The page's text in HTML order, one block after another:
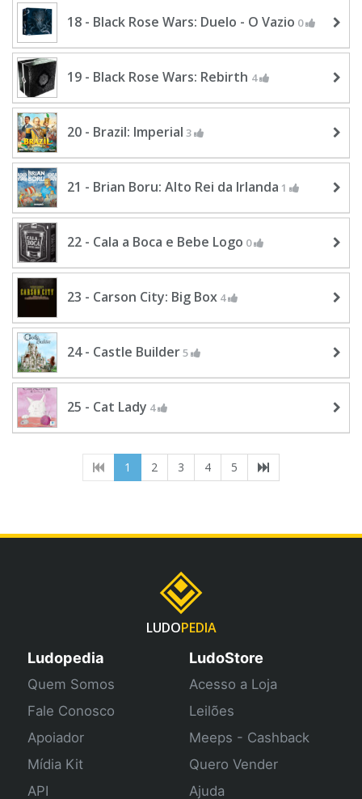
18 - Black Rose Wars: Duelo - O Vazio 0
19 - Black Rose Wars: Rebirth 4
20 - Brazil: Imperial 3
21 - Brian Boru: Alto Rei da Irlanda 1
22 - Cala a Boca e Bebe Logo 0
23 - Carson City: Big Box 4
24 - Castle Builder5
25 - Cat Lady 4
1 (current)
2 3 4 5
LUDOPEDIA
Ludopedia
Quem Somos
Fale Conosco
Apoiador
Mídia Kit
API
LudoStore
Acesso a Loja
Leilões
Meeps - Cashback
Quero Vender
Ajuda